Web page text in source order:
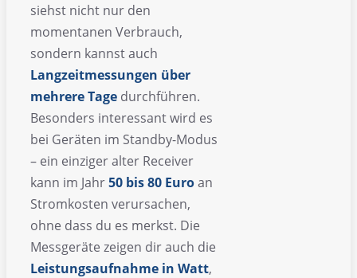
siehst nicht nur den
momentanen Verbrauch,
sondern kannst auch
Langzeitmessungen über
mehrere Tage durchführen.
Besonders interessant wird es
bei Geräten im Standby-Modus
– ein einziger alter Receiver
kann im Jahr50 bis 80 Euroan
Stromkosten verursachen,
ohne dass du es merkst. Die
Messgeräte zeigen dir auch die
Leistungsaufnahme in Watt,